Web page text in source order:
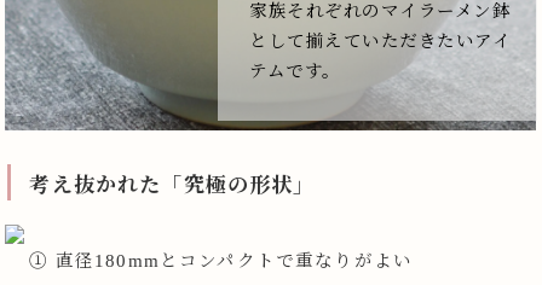
家族それぞれのマイラーメン鉢
として揃えていただきたいアイ
テムです。
考え抜かれた「究極の形状」
① 直径180mmとコンパクトで重なりがよい